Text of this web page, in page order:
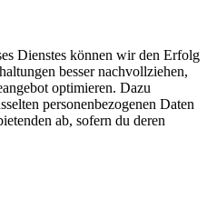
Dienstes können wir den Erfolg
besser nachvollziehen,
optimieren. Dazu
personenbezogenen Daten
ab, sofern du deren